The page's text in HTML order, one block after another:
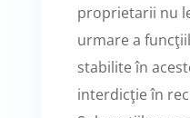
proprietarii nu
urmare a
stabilite în
interdicţie în